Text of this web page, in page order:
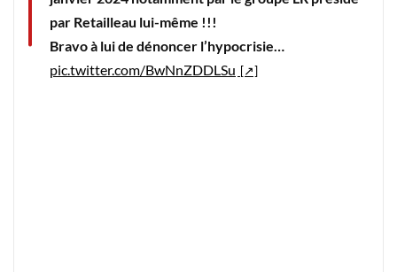
par Retailleau lui-même !!!
Bravo à lui de dénoncer l’hypocrisie…
pic.twitter.com/BwNnZDDLSu